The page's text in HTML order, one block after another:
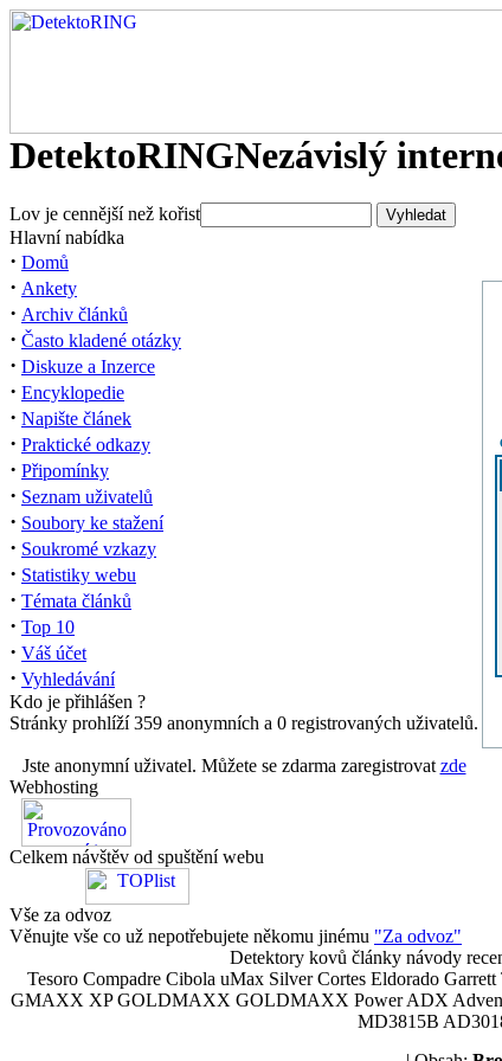
DetektoRINGNezávislý
Lov je cennější než kořist
Hlavní nabídka
· Domů
· Ankety
· Archiv článků
· Často kladené otázky
· Diskuze a Inzerce
· Encyklopedie
· Napište článek
· Praktické odkazy
· Připomínky
· Seznam uživatelů
· Soubory ke stažení
· Soukromé vzkazy
· Statistiky webu
· Témata článků
· Top 10
· Váš účet
· Vyhledávání
Kdo je přihlášen ?
Stránky prohlíží 359 anonymních a 0 registrovaných uživatelů.
Jste anonymní uživatel. Můžete se zdarma zaregistrovat zde
Webhosting
Celkem návštěv od spuštění webu
Vše za odvoz
Věnujte vše co už nepotřebujete někomu jinému "Za odvoz"
Detektory kovů články návody
Tesoro Compadre Cibola uMax Silver Cortes Eldorado
GMAXX XP GOLDMAXX GOLDMAXX Power ADX
MD3815B